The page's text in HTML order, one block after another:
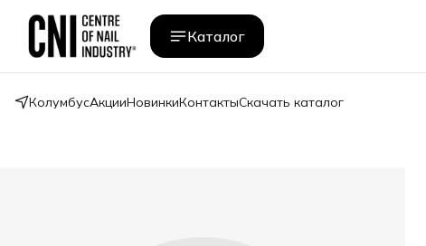
Каталог
КолумбусАкцииНовинкиКонтактыСкачать каталог